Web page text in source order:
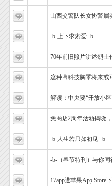
山西交警队长女协警属
-b-上下求索爱--b-
70年前旧照片讲述烈士
这种高科技胸罩将来或
解读：中央要“开放小
免商店2周年活动揭晓
-b-人生若只如初见--b-
-b-（春节特刊）与你同
17app遭苹果App Store